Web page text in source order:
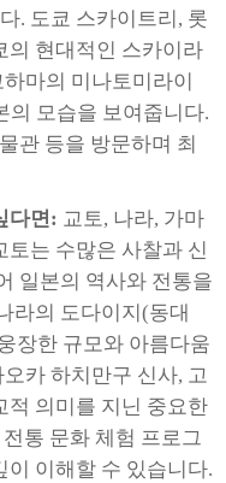
. 도쿄 스카이트리, 롯
의 현대적인 스카이라
마의 미나토미라이
의 모습을 보여줍니다.
관 등을 방문하며 최
다면: 교토, 나라, 가마
토는 수많은 사찰과 신
일본의 역사와 전통을
라의 도다이지(동대
장한 규모와 아름다움
카 하치만구 신사, 고
적 의미를 지닌 중요한
통 문화 체험 프로그
이 이해할 수 있습니다.